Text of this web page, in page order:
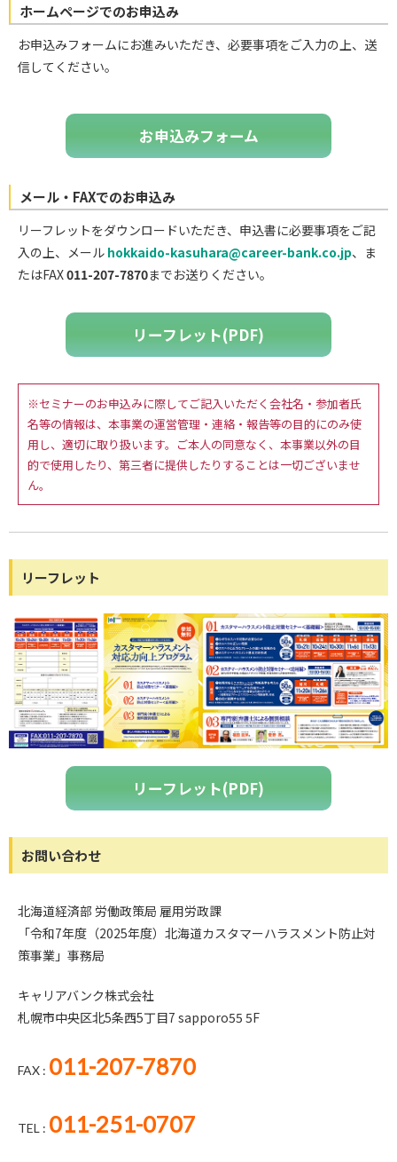
ホームページでのお申込み
お申込みフォームにお進みいただき、必要事項をご入力の上、送
信してください。
お申込みフォーム
メール・FAXでのお申込み
リーフレットをダウンロードいただき、申込書に必要事項をご記
入の上、メール hokkaido-kasuhara@career-bank.co.jp、ま
たはFAX011-207-7870までお送りください。
リーフレット(PDF)
※セミナーのお申込みに際してご記入いただく会社名・参加者氏
名等の情報は、本事業の運営管理・連絡・報告等の目的にのみ使
用し、適切に取り扱います。ご本人の同意なく、本事業以外の目
的で使用したり、第三者に提供したりすることは一切ございませ
ん。
リーフレット
リーフレット(PDF)
お問い合わせ
北海道経済部 労働政策局 雇用労政課
「令和7年度（2025年度）北海道カスタマーハラスメント防止対
策事業」事務局
キャリアバンク株式会社
札幌市中央区北5条西5丁目7 sapporo55 5F
FAX : 011-207-7870
TEL : 011-251-0707